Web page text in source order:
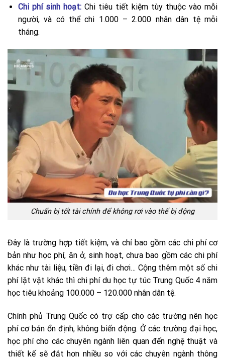
Chi phí sinh hoạt: Chi tiêu tiết kiệm tùy thuộc vào mỗi
người, và có thể chi 1.000 – 2.000 nhân dân tệ mỗi
tháng.
Chuẩn bị tốt tài chính để không rơi vào thế bị động
Đây là trường hợp tiết kiệm, và chỉ bao gồm các chi phí cơ
bản như học phí, ăn ở, sinh hoạt, chưa bao gồm các chi phí
khác như tài liệu, tiền đi lại, đi chơi… Cộng thêm một số chi
phí lặt vặt khác thì chi phí du học tự túc Trung Quốc 4 năm
học tiêu khoảng 100.000 – 120.000 nhân dân tệ.
Chính phủ Trung Quốc có trợ cấp cho các trường nên học
phí cơ bản ổn định, không biến động. Ở các trường đại học,
học phí cho các chuyên ngành liên quan đến nghệ thuật và
thiết kế sẽ đắt hơn nhiều so với các chuyên ngành thông